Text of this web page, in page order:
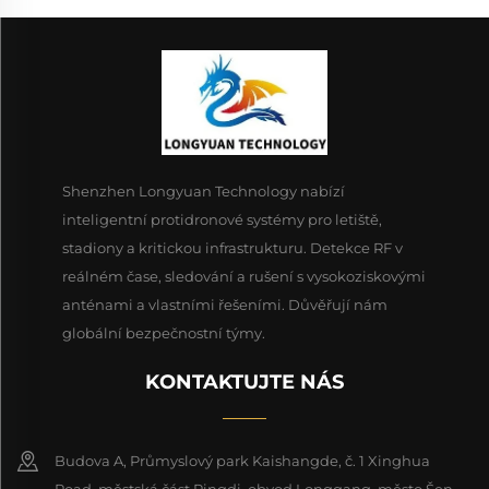
Shenzhen Longyuan Technology nabízí
inteligentní protidronové systémy pro letiště,
stadiony a kritickou infrastrukturu. Detekce RF v
reálném čase, sledování a rušení s vysokoziskovými
anténami a vlastními řešeními. Důvěřují nám
globální bezpečnostní týmy.
KONTAKTUJTE NÁS
Budova A, Průmyslový park Kaishangde, č. 1 Xinghua